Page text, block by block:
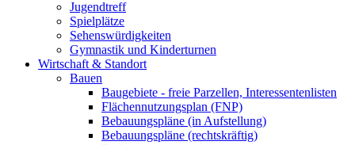
Jugendtreff
Spielplätze
Sehenswürdigkeiten
Gymnastik und Kinderturnen
Wirtschaft & Standort
Bauen
Baugebiete - freie Parzellen, Interessentenlisten
Flächennutzungsplan (FNP)
Bebauungspläne (in Aufstellung)
Bebauungspläne (rechtskräftig)